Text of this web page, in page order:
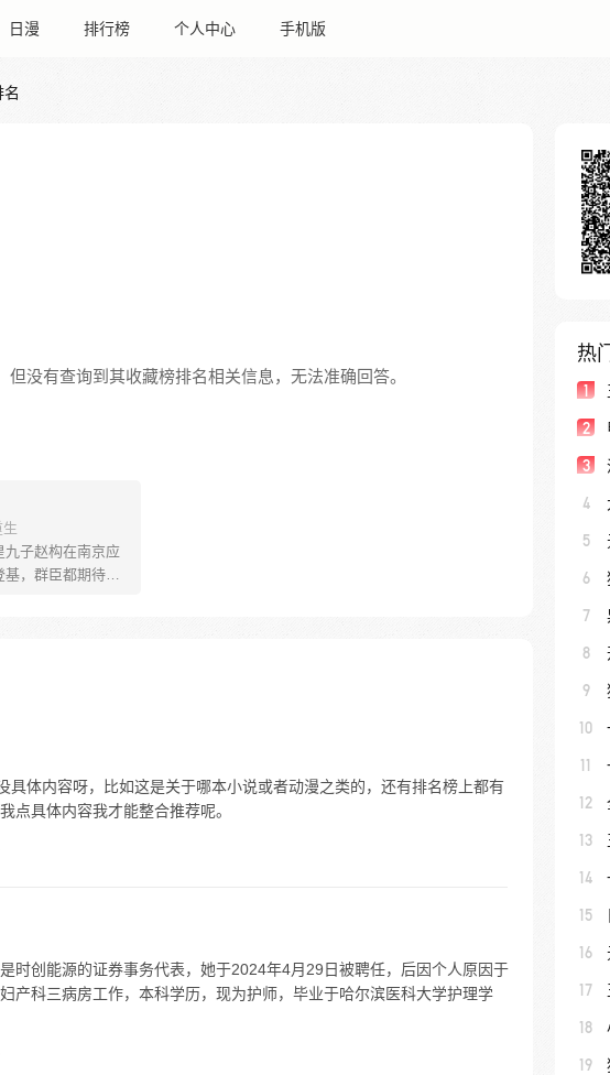
日漫 排行榜 个人中心 手机版
但没有查询到其收藏榜排名相关信息，无法准确回答。
生
九子赵构在南京应
，群臣都期待这
头栽入了水井
识了！朕要抗
诚呐喊。
具体内容呀，比如这是关于哪本小说或者动漫之类的，还有排名榜上都有
点具体内容我才能整合推荐呢。
时创能源的证券事务代表，她于2024年4月29日被聘任，后因个人原因于
产科三病房工作，本科学历，现为护师，毕业于哈尔滨医科大学护理学
热
1
2
3
4
5
6
7
8
9
10
11
12
13
14
15
16
17
18
19